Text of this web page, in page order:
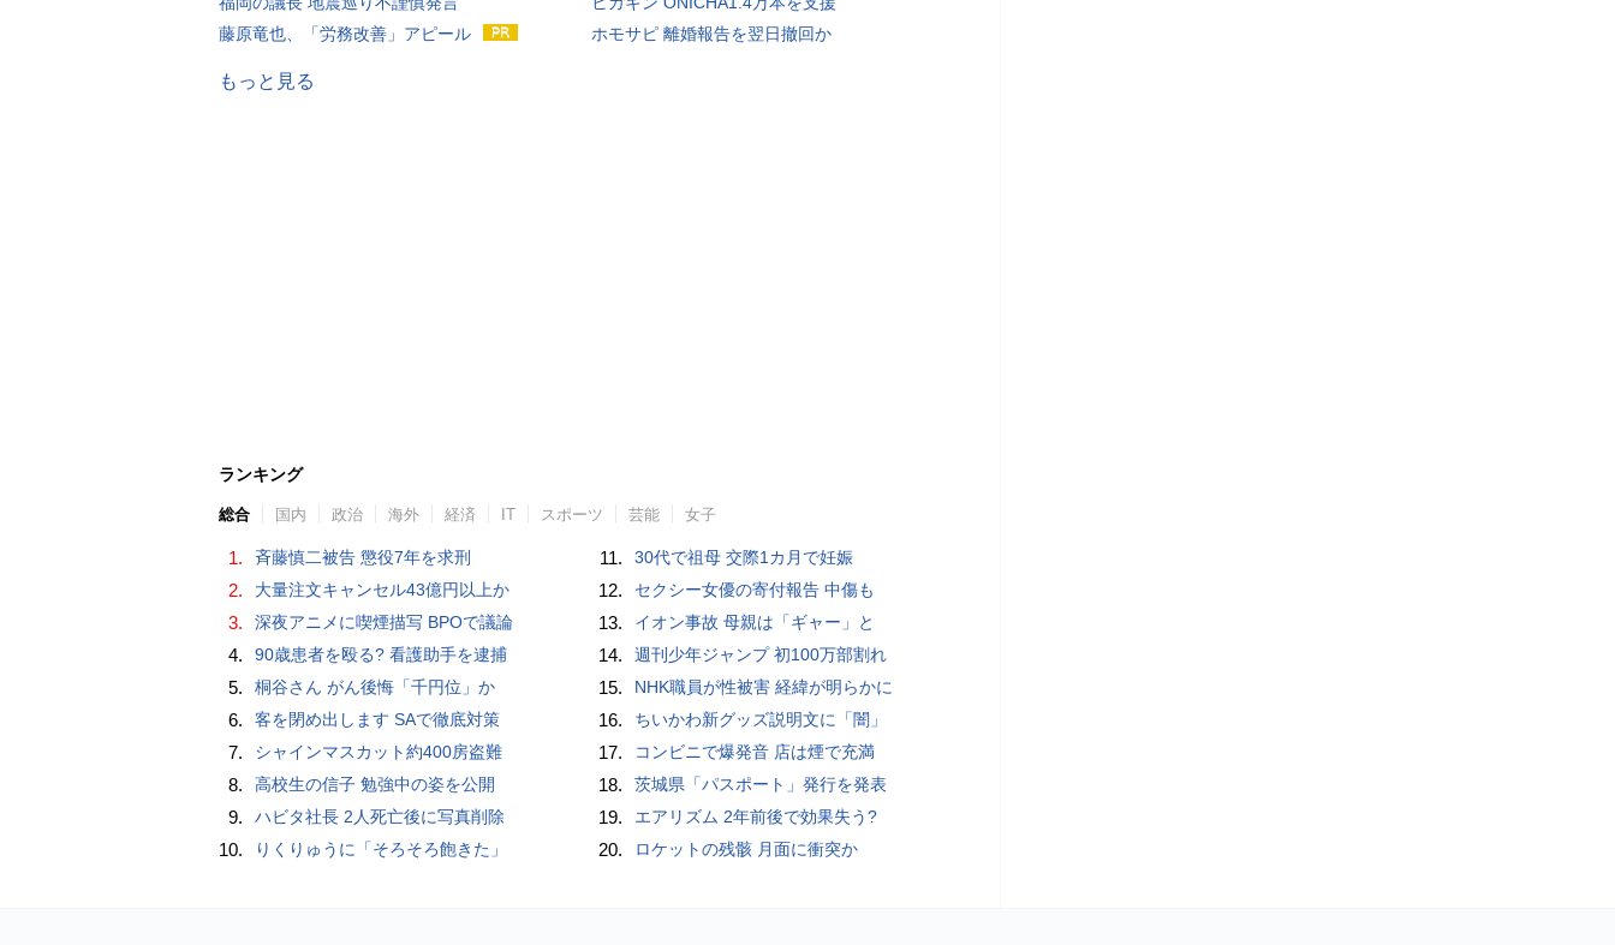
藤原竜也、「労務改善」アピール
ホモサピ 離婚報告を翌日撤回か
もっと見る
ランキング
総合 国内 政治 海外 経済 IT スポーツ 芸能 女子
1. 斉藤慎二被告 懲役7年を求刑
2. 大量注文キャンセル43億円以上か
3. 深夜アニメに喫煙描写 BPOで議論
4. 90歳患者を殴る? 看護助手を逮捕
5. 桐谷さん がん後悔「千円位」か
6. 客を閉め出します SAで徹底対策
7. シャインマスカット約400房盗難
8. 高校生の信子 勉強中の姿を公開
9. ハビタ社長 2人死亡後に写真削除
10. りくりゅうに「そろそろ飽きた」
11. 30代で祖母 交際1カ月で妊娠
12. セクシー女優の寄付報告 中傷も
13. イオン事故 母親は「ギャー」と
14. 週刊少年ジャンプ 初100万部割れ
15. NHK職員が性被害 経緯が明らかに
16. ちいかわ新グッズ説明文に「闇」
17. コンビニで爆発音 店は煙で充満
18. 茨城県「パスポート」発行を発表
19. エアリズム 2年前後で効果失う?
20. ロケットの残骸 月面に衝突か